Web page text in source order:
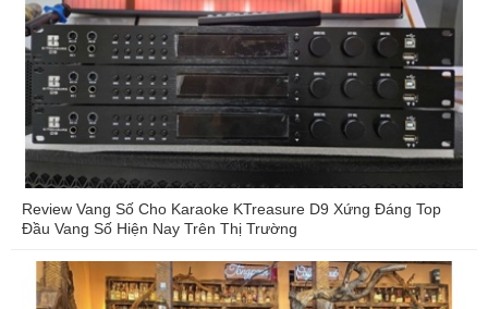
Review Vang Số Cho Karaoke KTreasure D9 Xứng Đáng Top
Đầu Vang Số Hiện Nay Trên Thị Trường